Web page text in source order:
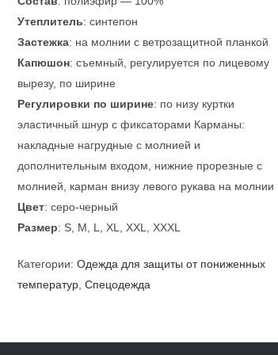
Утеплитель: синтепон
Застежка: на молнии с ветрозащитной планкой
Капюшон: съемный, регулируется по лицевому
вырезу, по ширине
Регулировки по ширине: по низу куртки
эластичный шнур с фиксаторами Карманы:
накладные нагрудные с молнией и
дополнительным входом, нижние прорезные с
молнией, карман внизу левого рукава на молнии
Цвет: серо-черный
Размер: S, M, L, XL, XXL, XXXL
Категории: Одежда для защиты от пониженных
температур Спецодежда